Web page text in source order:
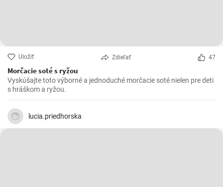
Uložiť Zdieľať 47
Morčacie soté s ryžou
Vyskúšajte toto výborné a jednoduché morčacie soté nielen pre deti
s hráškom a ryžou.
lucia.priedhorska